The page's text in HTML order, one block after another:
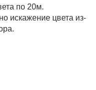
по 20м.
искажение цвета из-